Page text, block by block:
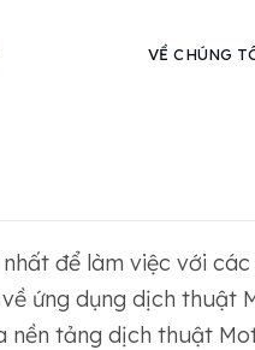
VỀ CHÚNG
để làm việc với
ứng dụng dịch thuật
nền tảng dịch thuật